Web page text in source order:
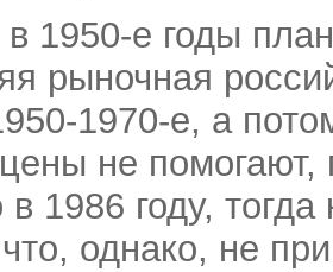
1950-е годы
рыночная
1970-е, а
не помогают,
1986 году,
однако, не